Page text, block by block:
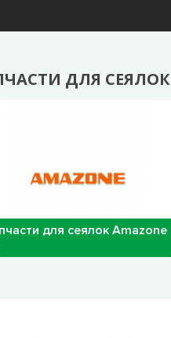
ДЛЯ СЕЯЛОК
для сеялок Amazone